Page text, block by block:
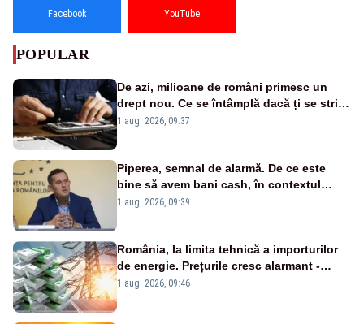
Facebook YouTube
POPULAR
De azi, milioane de români primesc un
drept nou. Ce se întâmplă dacă ți se strică
un produs
1 aug. 2026, 09:37
Piperea, semnal de alarmă. De ce este
bine să avem bani cash, în contextul
alertei energetice?
1 aug. 2026, 09:39
România, la limita tehnică a importurilor
de energie. Prețurile cresc alarmant -
Analiză Realitatea Plus
1 aug. 2026, 09:46